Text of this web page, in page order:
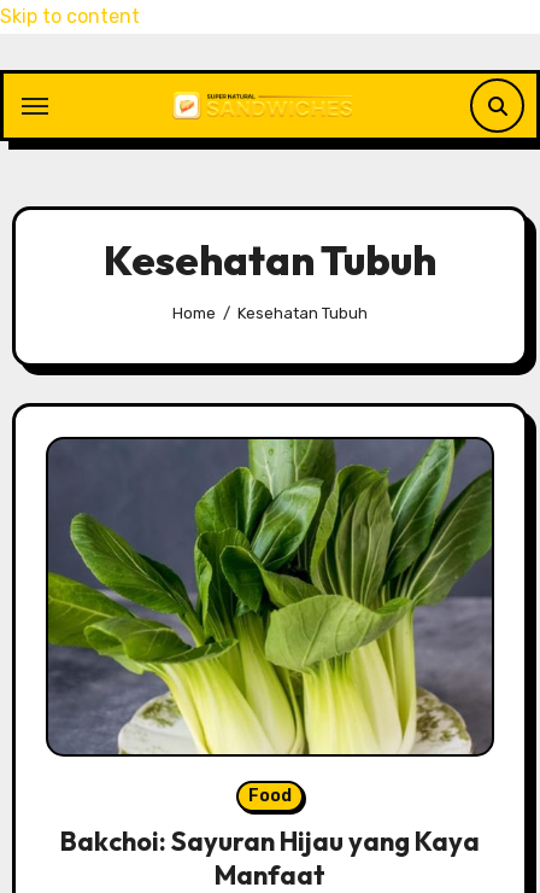
Skip to content
Kesehatan Tubuh
Home Kesehatan Tubuh
Food
Bakchoi: Sayuran Hijau yang Kaya
Manfaat